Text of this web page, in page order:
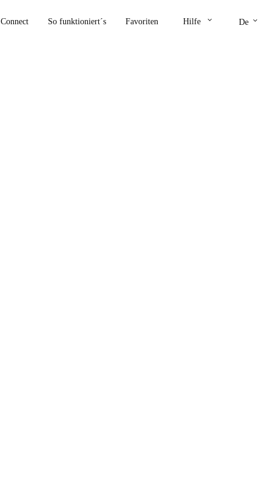
Connect So funktioniert´s Favoriten Hilfe keyboard_arrow_down De keyboard_arrow_down